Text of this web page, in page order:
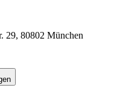
29, 80802 München